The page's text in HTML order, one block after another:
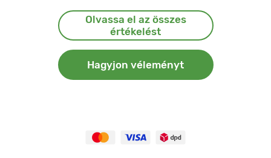
Olvassa el az összes
értékelést
Hagyjon véleményt